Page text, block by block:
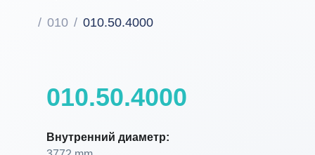
010 010.50.4000
010.50.4000
Внутренний диаметр: